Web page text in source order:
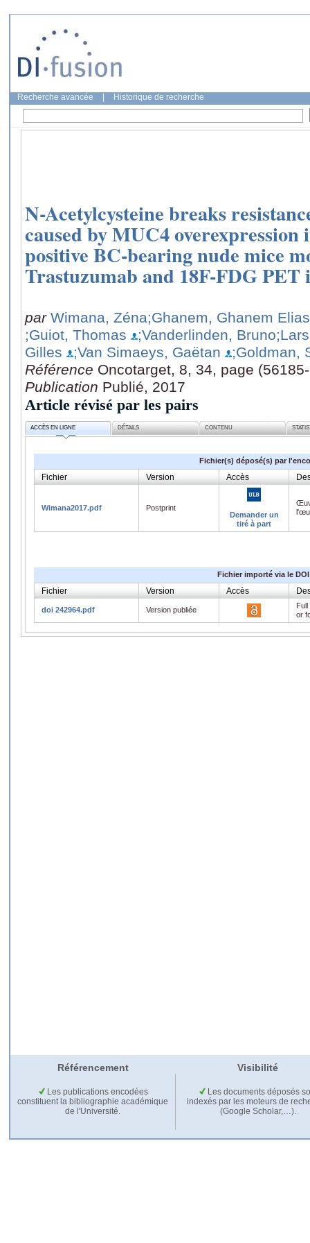
Recherche avancée Historique de recherche
N-Acetylcysteine breaks
caused by MUC4
positive BC-bearing nude mice
Trastuzumab and 18F-FDG PET
par Wimana, Zéna;Ghanem, Ghanem Elias
;Guiot, Thomas
;Vanderlinden, Bruno
Gilles
;Van Simaeys, Gaëtan
;Goldman,
Référence Oncotarget, 8, 34, page
Publication Publié, 2017
Article révisé par les pairs
ACCÈS EN LIGNE DÉTAILS CONTENU
Fichier(s) déposé(s) par
Fichier Version Accès
Wimana2017.pdf
Postprint
Demander un
tiré à part
Fichier importé via le DOI
Fichier Version Accès
doi 242964.pdf Version publiée
or
Référencement Visibilité
Les publications encodées
constituent la bibliographie académique
de l'Université.
Les documents déposés
indexés par les moteurs de
(Google Scholar,…).